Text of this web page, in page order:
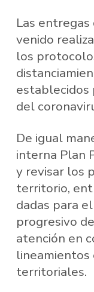
Las entregas
venido
los
establecidos
del
De igual
interna Plan
y revisar los
territorio,
dadas para
progresivo
atención en
territoriales.